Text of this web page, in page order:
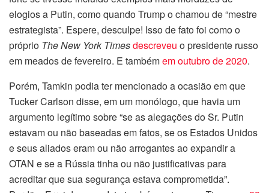
elogios a Putin, como quando Trump o chamou de “mestre
estrategista”. Espere, desculpe! Isso de fato foi como o
próprio The New York Timesdescreveu o presidente russo
em meados de fevereiro. E tambémem outubro de 2020.
Porém, Tamkin podia ter mencionado a ocasião em que
Tucker Carlson disse, em um monólogo, que havia um
argumento legítimo sobre “se as alegações do Sr. Putin
estavam ou não baseadas em fatos, se os Estados Unidos
e seus aliados eram ou não arrogantes ao expandir a
OTAN e se a Rússia tinha ou não justificativas para
acreditar que sua segurança estava comprometida”.